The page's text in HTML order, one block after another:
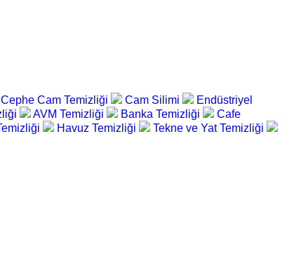
Cephe Cam Temizliği Cam Silimi
Endüstriyel
AVM Temizliği Banka Temizliği
Cafe
Havuz Temizliği
Tekne ve Yat Temizliği